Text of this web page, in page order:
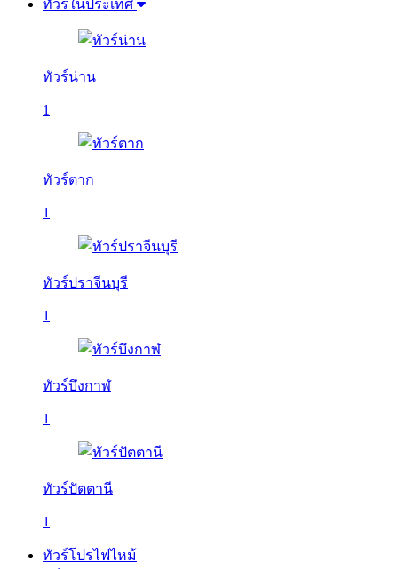
ทัวร์ในประเทศ
ทัวร์น่าน
1
ทัวร์ตาก
1
ทัวร์ปราจีนบุรี
1
ทัวร์บึงกาฬ
1
ทัวร์ปัตตานี
1
ทัวร์โปรไฟไหม้